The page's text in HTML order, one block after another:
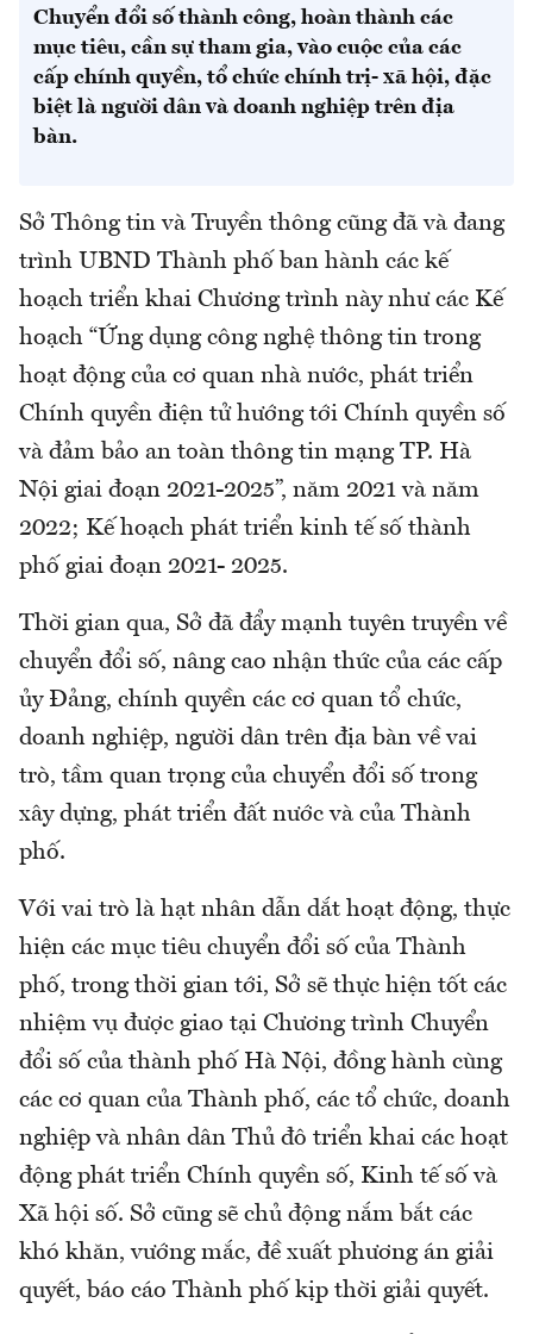
Chuyển đổi số thành công, hoàn thành các
mục tiêu, cần sự tham gia, vào cuộc của các
cấp chính quyền, tổ chức chính trị- xã hội, đặc
biệt là người dân và doanh nghiệp trên địa
bàn.
Sở Thông tin và Truyền thông cũng đã và đang
trình UBND Thành phố ban hành các kế
hoạch triển khai Chương trình này như các Kế
hoạch “Ứng dụng công nghệ thông tin trong
hoạt động của cơ quan nhà nước, phát triển
Chính quyền điện tử hướng tới Chính quyền số
và đảm bảo an toàn thông tin mạng TP. Hà
Nội giai đoạn 2021-2025”, năm 2021 và năm
2022; Kế hoạch phát triển kinh tế số thành
phố giai đoạn 2021- 2025.
Thời gian qua, Sở đã đẩy mạnh tuyên truyền về
chuyển đổi số, nâng cao nhận thức của các cấp
ủy Đảng, chính quyền các cơ quan tổ chức,
doanh nghiệp, người dân trên địa bàn về vai
trò, tầm quan trọng của chuyển đổi số trong
xây dựng, phát triển đất nước và của Thành
phố.
Với vai trò là hạt nhân dẫn dắt hoạt động, thực
hiện các mục tiêu chuyển đổi số của Thành
phố, trong thời gian tới, Sở sẽ thực hiện tốt các
nhiệm vụ được giao tại Chương trình Chuyển
đổi số của thành phố Hà Nội, đồng hành cùng
các cơ quan của Thành phố, các tổ chức, doanh
nghiệp và nhân dân Thủ đô triển khai các hoạt
động phát triển Chính quyền số, Kinh tế số và
Xã hội số. Sở cũng sẽ chủ động nắm bắt các
khó khăn, vướng mắc, đề xuất phương án giải
quyết, báo cáo Thành phố kịp thời giải quyết.